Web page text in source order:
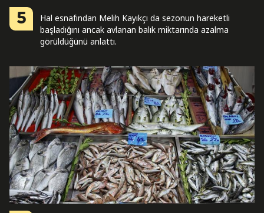
5
Hal esnafından Melih Kayıkçı da sezonun hareketli
başladığını ancak avlanan balık miktarında azalma
görüldüğünü anlattı.